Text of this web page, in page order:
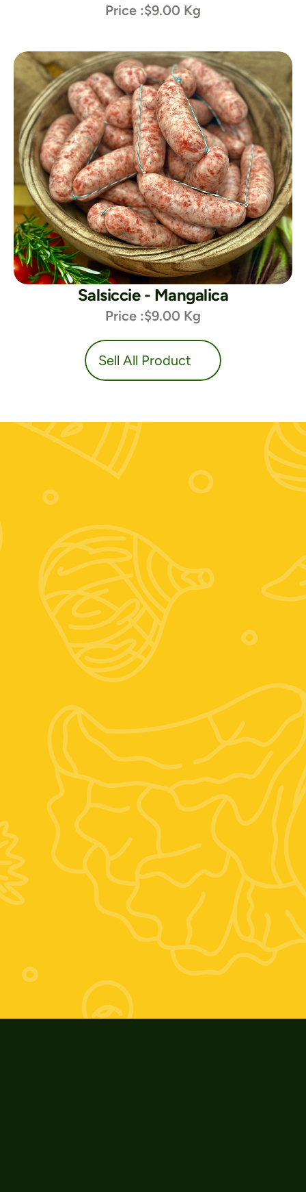
Price :$9.00 Kg
Salsiccie - Mangalica
Price :$9.00 Kg
Sell All Product
Contattaci:
+39 389 674 9889
Zooagricolafiore@alice.it
Scrivici su whatsapp
Seguici sui social
Instagram
Facebook
Posizione:
Vocabolo mario villani, 6, 01028 Orte VT
Orario estivo:
Giovedì 17-20; Venerdì 9-13 e 17-20;
Sabato 9-13
Orario invernale:
Giovedì 16-19; Venerdì 9-13 e 16-19;
Sabato: 9-13